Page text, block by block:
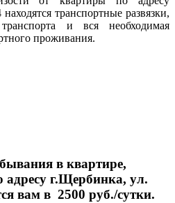
транспортные развязки,
и вся необходимая
проживания.
в квартире,
адресу г.Щербинка, ул.
вам в 2500 руб./сутки.